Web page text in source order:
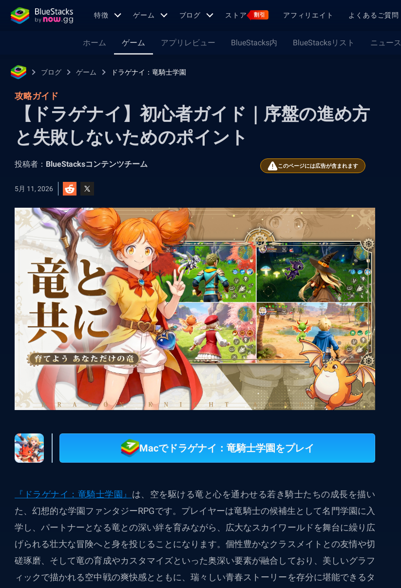
特徴 ゲーム ブログ ストア 割引 アフィリエイト よくあるご質問
ホーム ゲーム アプリレビュー BlueStacks内 BlueStacksリスト ニュース
ブログ ゲーム ドラゲナイ：竜騎士学園
攻略ガイド
【ドラゲナイ】初心者ガイド｜序盤の進め方
と失敗しないためのポイント
投稿者： BlueStacksコンテンツチーム このページには広告が含まれます
5月 11, 2026
Macでドラゲナイ：竜騎士学園をプレイ
『ドラゲナイ：竜騎士学園』 は、空を駆ける竜と心を通わせる若き騎士たちの成長を描い
た、幻想的な学園ファンタジーRPGです。プレイヤーは竜騎士の候補生として名門学園に入
学し、パートナーとなる竜との深い絆を育みながら、広大なスカイワールドを舞台に繰り広
げられる壮大な冒険へと身を投じることになります。個性豊かなクラスメイトとの友情や切
磋琢磨、そして竜の育成やカスタマイズといった奥深い要素が融合しており、美しいグラフ
ィックで描かれる空中戦の爽快感とともに、瑞々しい青春ストーリーを存分に堪能できるタ